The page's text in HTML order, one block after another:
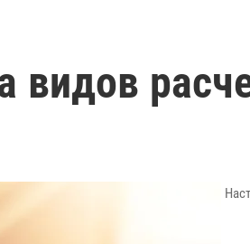
видов